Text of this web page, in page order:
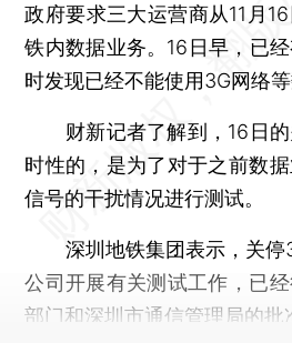
政府要求三大运营商从11月
铁内数据业务。16日早，已
时发现已经不能使用3G网络等
财新记者了解到，16日的
时性的，是为了对于之前数
信号的干扰情况进行测试。
深圳地铁集团表示，关停
公司开展有关测试工作，已
部门和深圳市通信管理局的批